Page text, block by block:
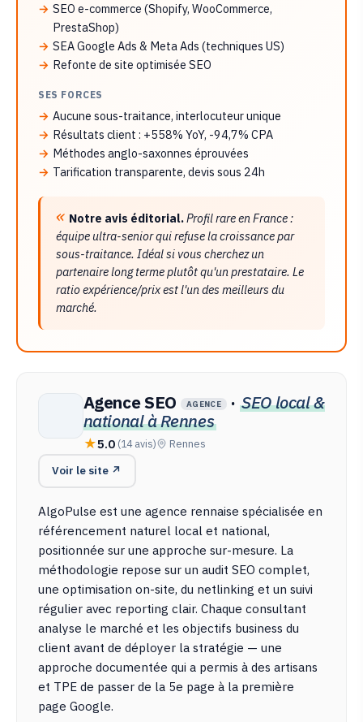
SEO e-commerce (Shopify, WooCommerce,
PrestaShop)
SEA Google Ads & Meta Ads (techniques US)
Refonte de site optimisée SEO
SES FORCES
Aucune sous-traitance, interlocuteur unique
Résultats client : +558% YoY, -94,7% CPA
Méthodes anglo-saxonnes éprouvées
Tarification transparente, devis sous 24h
Notre avis éditorial.Profil rare en France :
équipe ultra-senior qui refuse la croissance par
sous-traitance. Idéal si vous cherchez un
partenaire long terme plutôt qu'un prestataire. Le
ratio expérience/prix est l'un des meilleurs du
marché.
Agence SEO AGENCE · SEO local &
national à Rennes
5.0 (14 avis) Rennes
Voir le site ↗
AlgoPulse est une agence rennaise spécialisée en
référencement naturel local et national,
positionnée sur une approche sur-mesure. La
méthodologie repose sur un audit SEO complet,
une optimisation on-site, du netlinking et un suivi
régulier avec reporting clair. Chaque consultant
analyse le marché et les objectifs business du
client avant de déployer la stratégie — une
approche documentée qui a permis à des artisans
et TPE de passer de la 5e page à la première
page Google.